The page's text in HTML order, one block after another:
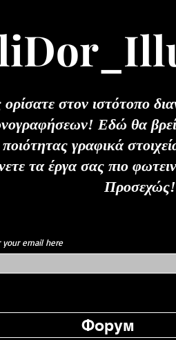
στον ιστότοπο
Εδώ θα
γραφικά
τα έργα σας πιο
Προσεχώς!
your email here
Форум